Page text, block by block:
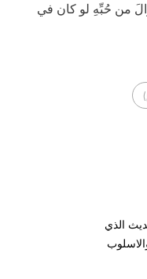
من حُبِّهِ لو كان في
الذي